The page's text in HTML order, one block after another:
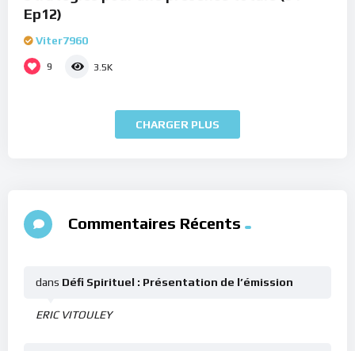
Ep12)
Viter7960
9 3.5K
CHARGER PLUS
Commentaires Récents
ERIC VITOULEY
dans Défi Spirituel : Présentation de l’émission